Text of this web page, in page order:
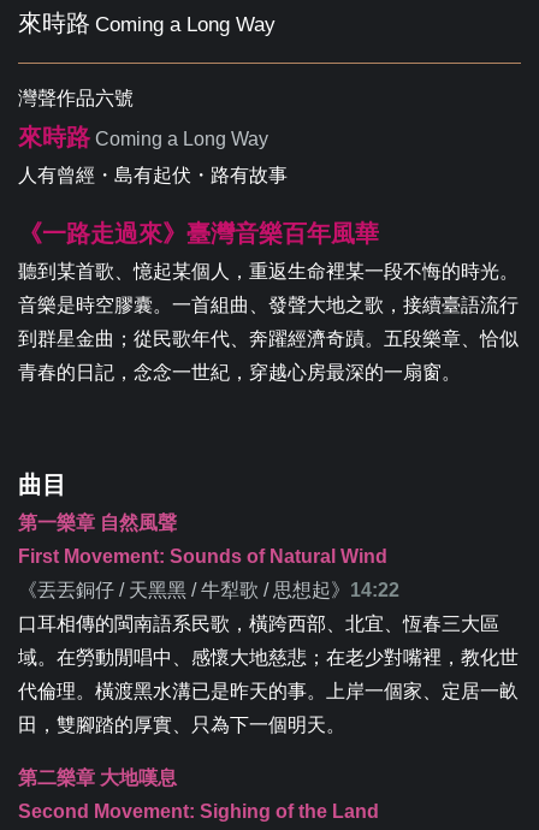
來時路 Coming a Long Way
灣聲作品六號
來時路 Coming a Long Way
人有曾經・島有起伏・路有故事
《一路走過來》臺灣音樂百年風華
聽到某首歌、憶起某個人，重返生命裡某一段不悔的時光。
音樂是時空膠囊。一首組曲、發聲大地之歌，接續臺語流行
到群星金曲；從民歌年代、奔躍經濟奇蹟。五段樂章、恰似
青春的日記，念念一世紀，穿越心房最深的一扇窗。
曲目
第一樂章 自然風聲
First Movement: Sounds of Natural Wind
《丟丟銅仔 / 天黑黑 / 牛犁歌 / 思想起》 14:22
口耳相傳的閩南語系民歌，橫跨西部、北宜、恆春三大區
域。在勞動閒唱中、感懷大地慈悲；在老少對嘴裡，教化世
代倫理。橫渡黑水溝已是昨天的事。上岸一個家、定居一畝
田，雙腳踏的厚實、只為下一個明天。
第二樂章 大地嘆息
Second Movement: Sighing of the Land